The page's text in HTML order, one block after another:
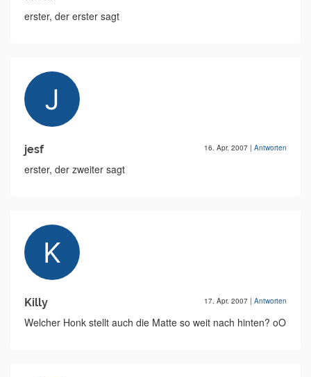
erster, der erster sagt
jesf 16. Apr. 2007 | Antworten
erster, der zweiter sagt
Killy 17. Apr. 2007 | Antworten
Welcher Honk stellt auch die Matte so weit nach hinten? oO